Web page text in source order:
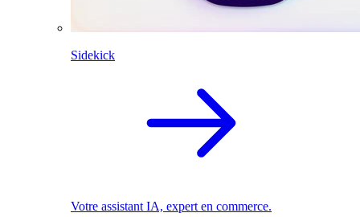
Sidekick
Votre assistant IA, expert en commerce.